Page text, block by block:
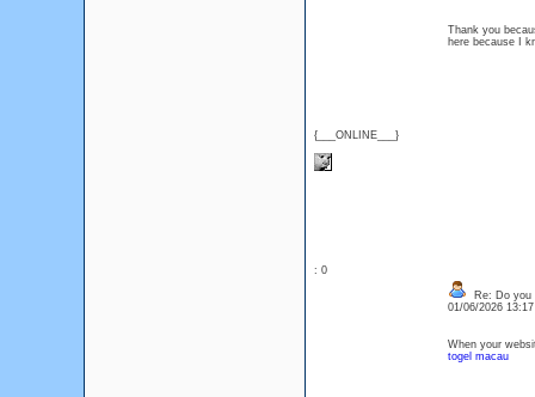
{___ONLINE___}
Thank you
here because I
: 0
Re: Do you
01/06/2026
When your
togel macau